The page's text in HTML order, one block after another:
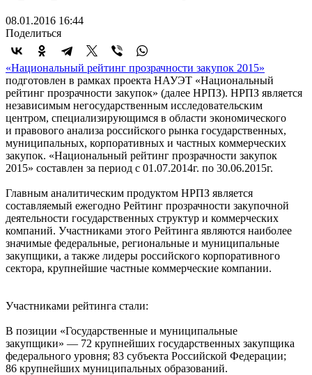
08.01.2016 16:44
Поделиться
«Национальный рейтинг прозрачности закупок 2015»
подготовлен в рамках проекта НАУЭТ «Национальный
рейтинг прозрачности закупок» (далее НРПЗ). НРПЗ является
независимым негосударственным исследовательским
центром, специализирующимся в области экономического
и правового анализа российского рынка государственных,
муниципальных, корпоративных и частных коммерческих
закупок. «Национальный рейтинг прозрачности закупок
2015» составлен за период с 01.07.2014г. по 30.06.2015г.
Главным аналитическим продуктом НРПЗ является
составляемый ежегодно Рейтинг прозрачности закупочной
деятельности государственных структур и коммерческих
компаний. Участниками этого Рейтинга являются наиболее
значимые федеральные, региональные и муниципальные
закупщики, а также лидеры российского корпоративного
сектора, крупнейшие частные коммерческие компании.
Участниками рейтинга стали:
В позиции «Государственные и муниципальные
закупщики» — 72 крупнейших государственных закупщика
федерального уровня; 83 субъекта Российской Федерации;
86 крупнейших муниципальных образований.